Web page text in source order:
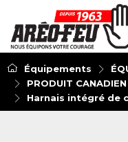
Équipements
PRODUIT CANADIEN
Harnais intégré de